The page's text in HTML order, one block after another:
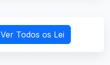
Ver Todos os Lei